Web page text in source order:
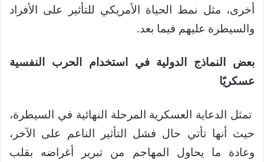
أخرى، مثل نمط الحياة الأمريكي للتأثير على الأفراد
والسيطرة عليهم فيما بعد.
بعض النماذج الدولية في استخدام الحرب النفسية
عسكريًا
تمثل الدعاية العسكرية المرحلة النهائية في السيطرة،
حيث أنها تأتي حال فشل التأثير الناعم على الآخر،
وعادة ما يحاول المهاجم من تبرير أغراضه بقلب